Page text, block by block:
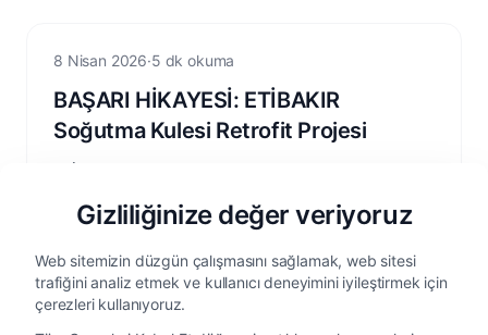
Cooling Tower
8 Nisan 2026·5 dk okuma
BAŞARI HİKAYESİ: ETİBAKIR
Soğutma Kulesi Retrofit Projesi
33.6 kW’a düşürüldü ve %60’a varan tasarruf sağlandı.
ihtiyacı minimuma indi ve sistem daha verimli hale
getirildi.
AB Azade BURDURLU
CMO
Gizliliğinize değer veriyoruz
Web sitemizin düzgün çalışmasını sağlamak, web sitesi
trafiğini analiz etmek ve kullanıcı deneyimini iyileştirmek için
çerezleri kullanıyoruz.